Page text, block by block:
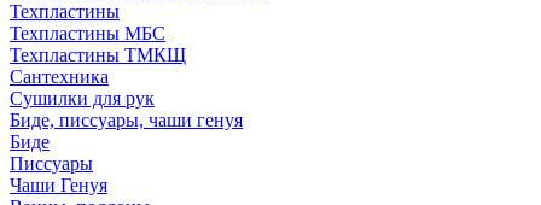
Техпластины
Техпластины МБС
Техпластины ТМКЩ
Сантехника
Сушилки для рук
Биде, писсуары, чаши генуя
Биде
Писсуары
Чаши Генуя